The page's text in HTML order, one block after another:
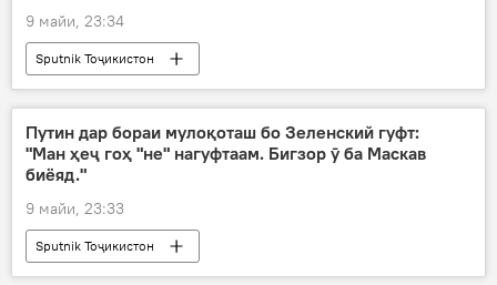
9 майи, 23:34
Sputnik Тоҷикистон
Путин дар бораи мулоқоташ бо Зеленский гуфт:
"Ман ҳеҷ гоҳ "не" нагуфтаам. Бигзор ӯ ба Маскав
биёяд."
9 майи, 23:33
Sputnik Тоҷикистон